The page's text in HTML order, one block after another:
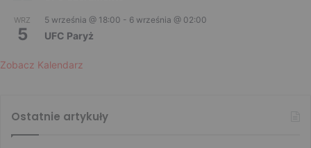
WRZ
5
5 września @ 18:00 - 6 września @ 02:00
UFC Paryż
Zobacz Kalendarz
Ostatnie artykuły